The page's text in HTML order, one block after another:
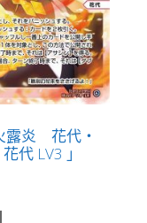
露炎 花代・
代 LV3 」